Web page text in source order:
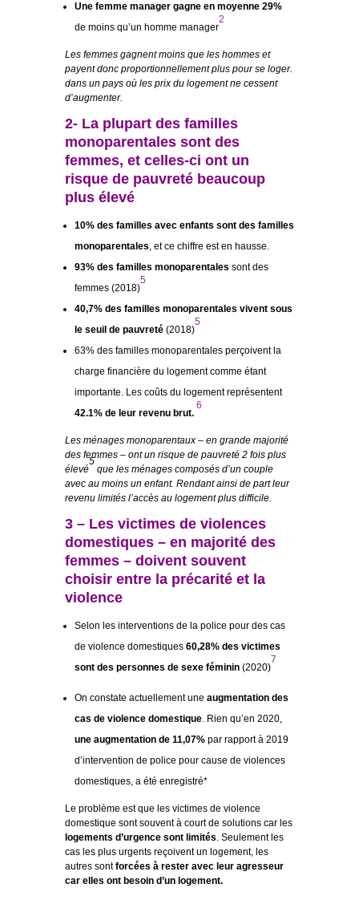
Une femme manager gagne en moyenne 29%
de moins qu’un homme manager
2
Les femmes gagnent moins que les hommes et
payent donc proportionnellement plus pour se loger.
dans un pays où les prix du logement ne cessent
d’augmenter.
2- La plupart des familles
monoparentales sont des
femmes, et celles-ci ont un
risque de pauvreté beaucoup
plus élevé
10% des familles avec enfants sont des familles
monoparentales, et ce chiffre est en hausse.
93% des familles monoparentales sont des
femmes (2018)
5
40,7% des familles monoparentales vivent sous
le seuil de pauvreté(2018)
5
63% des familles monoparentales perçoivent la
charge financière du logement comme étant
importante. Les coûts du logement représentent
42.1% de leur revenu brut.
6
Les ménages monoparentaux – en grande majorité
des femmes – ont un risque de pauvreté 2 fois plus
élevé
5
que les ménages composés d’un couple
avec au moins un enfant. Rendant ainsi de part leur
revenu limités l’accès au logement plus difficile.
3 – Les victimes deviolences
domestiques – en majorité des
femmes – doivent souvent
choisir entre la précarité et la
violence
Selon les interventions de la police pour des cas
de violence domestiques 60,28% des victimes
sont des personnes de sexe féminin (2020)
7
On constate actuellement une augmentation des
cas de violence domestique. Rien qu’en 2020,
une augmentation de 11,07%par rapport à 2019
d’intervention de police pour cause de violences
domestiques, a été enregistré*
Le problème est que les victimes de violence
domestique sont souvent à court de solutions car les
logements d’urgence sont limités. Seulement les
cas les plus urgents reçoivent un logement, les
autres sontforcées à rester avec leur agresseur
car elles ont besoin d’un logement.